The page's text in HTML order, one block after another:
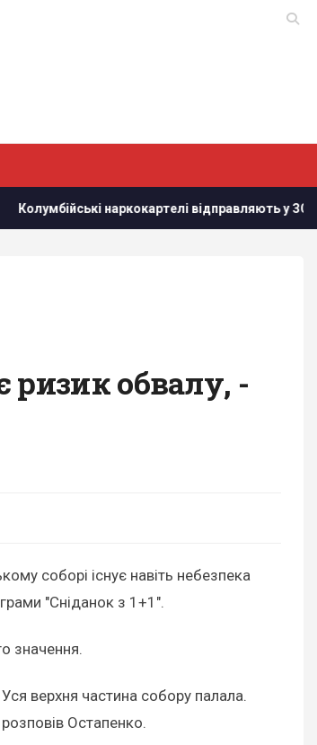
наркокартелі відправляють у ЗСУ
ризик обвалу, -
соборі існує навіть небезпека
"Сніданок з 1+1".
значення.
верхня частина собору палала.
Остапенко.